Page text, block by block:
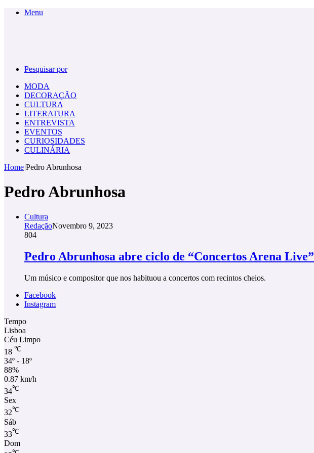
Menu
Pesquisar por
MODA
DECORAÇÃO
CULTURA
LITERATURA
ENTREVISTA
EVENTOS
CURIOSIDADES
CULINÁRIA
Home|Pedro Abrunhosa
Pedro Abrunhosa
Cultura
RedaçãoNovembro 9, 2023
804
Pedro Abrunhosa abre ciclo de “Concertos Arena Live”
Um músico e compositor que nos habituou a concertos com recintos cheios.
Facebook
Instagram
Tempo
Lisboa
Céu Limpo
18 ℃
34º - 18º
88%
0.87 km/h
34℃
Sex
32℃
Sáb
33℃
Dom